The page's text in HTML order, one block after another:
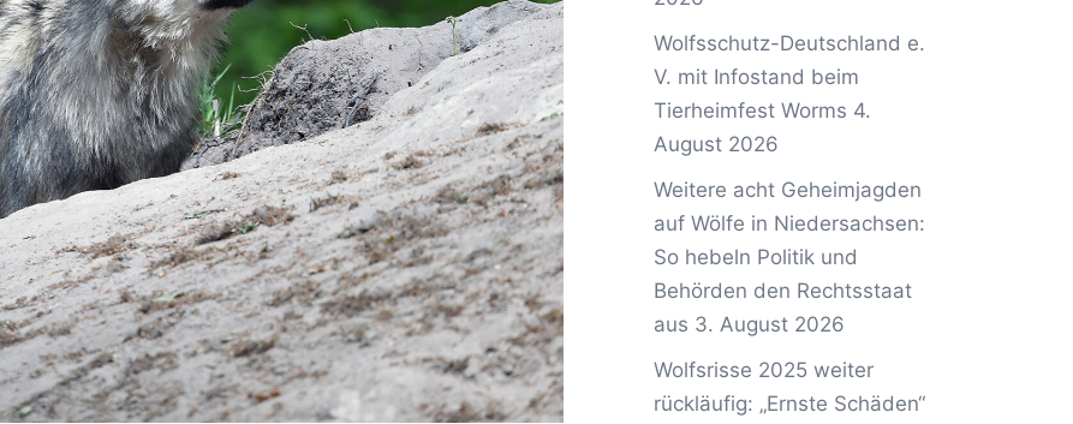
Wolfsschutz-Deutschland e.
V. mit Infostand beim
Tierheimfest Worms 4.
August 2026
Weitere acht Geheimjagden
auf Wölfe in Niedersachsen:
So hebeln Politik und
Behörden den Rechtsstaat
aus 3. August 2026
Wolfsrisse 2025 weiter
rückläufig: „Ernste Schäden“